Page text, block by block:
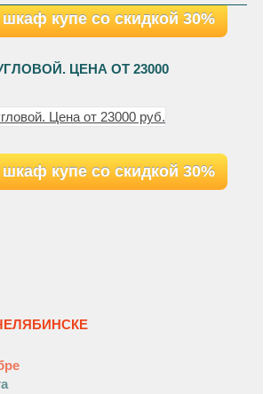
шкаф купе со скидкой 30%
ЦЕНА ОТ 23000
шкаф купе со скидкой 30%